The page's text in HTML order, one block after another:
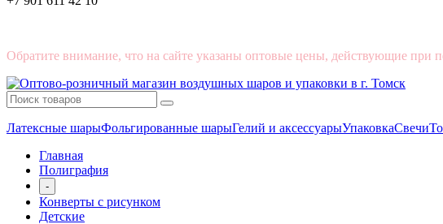
Обратите внимание, что на сайте указаны оптовые цены, действующие при
Латексные шарыФольгированные шарыГелий и аксессуарыУпаковкаСвечи
Главная
Полиграфия
-
Конверты с рисунком
Детские